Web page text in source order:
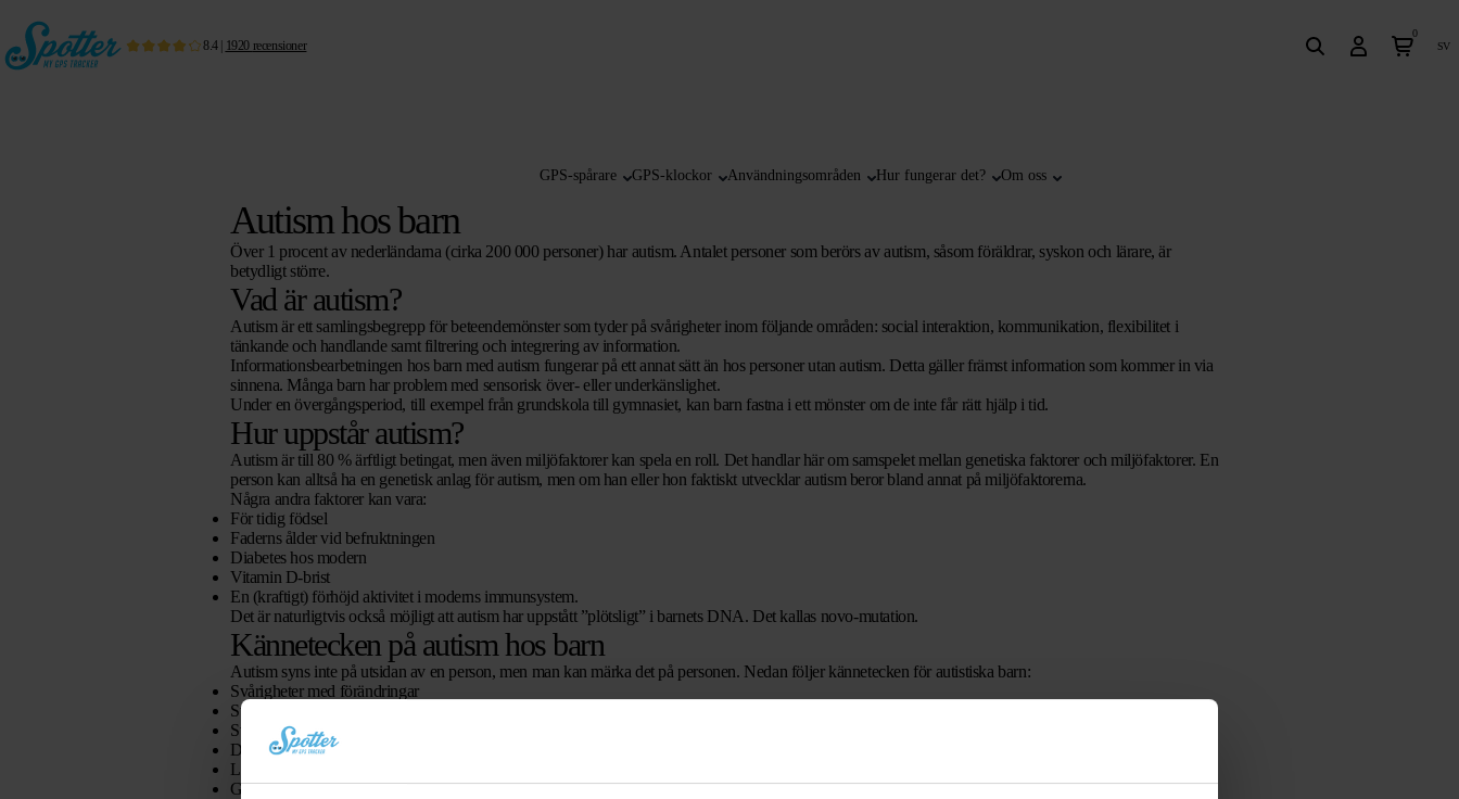
8.4| 1920 recensioner
GPS-spårare GPS-klockor Användningsområden Hur fungerar det? Om oss
0
sv
Autism hos barn
Över 1 procent av nederländarna (cirka 200 000 personer) har autism. Antalet personer som berörs av autism, såsom föräldrar, syskon och lärare, är
betydligt större.
Vad är autism?
Autism är ett samlingsbegrepp för beteendemönster som tyder på svårigheter inom följande områden: social interaktion, kommunikation, flexibilitet i
tänkande och handlande samt filtrering och integrering av information.
Informationsbearbetningen hos barn med autism fungerar på ett annat sätt än hos personer utan autism. Detta gäller främst information som kommer in via
sinnena. Många barn har problem med sensorisk över- eller underkänslighet.
Under en övergångsperiod, till exempel från grundskola till gymnasiet, kan barn fastna i ett mönster om de inte får rätt hjälp i tid.
Hur uppstår autism?
Autism är till 80 % ärftligt betingat, men även miljöfaktorer kan spela en roll. Det handlar här om samspelet mellan genetiska faktorer och miljöfaktorer. En
person kan alltså ha en genetisk anlag för autism, men om han eller hon faktiskt utvecklar autism beror bland annat på miljöfaktorerna.
Några andra faktorer kan vara:
För tidig födsel
Faderns ålder vid befruktningen
Diabetes hos modern
Vitamin D-brist
En (kraftigt) förhöjd aktivitet i moderns immunsystem.
Det är naturligtvis också möjligt att autism har uppstått ”plötsligt” i barnets DNA. Det kallas novo-mutation.
Kännetecken på autism hos barn
Autism syns inte på utsidan av en person, men man kan märka det på personen. Nedan följer kännetecken för autistiska barn:
Svårigheter med förändringar
Svårt att förstå vad andra förväntar sig av honom/henne i en viss situation
Svårigheter att knyta kontakter
Dessa barn är ofta upptagna av ett visst ämne eller en viss hobby
Litet förståelse och empati för andra
Gör alltid allt på samma sätt